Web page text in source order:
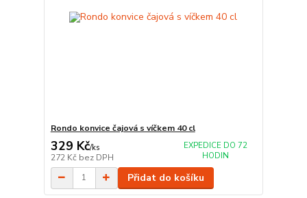
Rondo konvice čajová s víčkem 40 cl
329 Kč/ks
272 Kč bez DPH
EXPEDICE DO 72
HODIN
Přidat do košíku